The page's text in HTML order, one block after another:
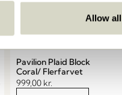
Allow all
Pavilion Plaid Block
Coral/ Flerfarvet
999,00 kr.